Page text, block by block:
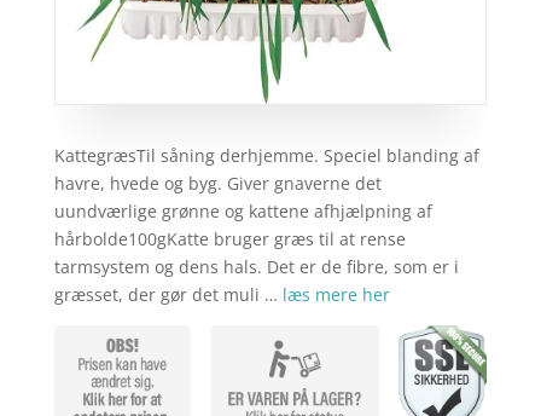
KattegræsTil såning derhjemme. Speciel blanding af
havre, hvede og byg. Giver gnaverne det
uundværlige grønne og kattene afhjælpning af
hårbolde100gKatte bruger græs til at rense
tarmsystem og dens hals. Det er de fibre, som er i
græsset, der gør det muli … læs mere her